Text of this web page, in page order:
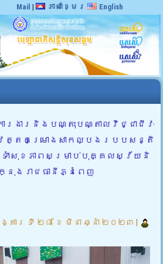
Mail | ភាសាខ្មែរ English
រងារនិងបណ្តុះបណ្តាលវិជ្ជាជីវៈ
ត្តគម្រោងសាកល្បងរបបសន្តិ
ាំសុខភាពសម្រាប់បុគ្គលស្វ័យនិ
នុងរាជធានីភ្នំពេញ
ង្គារ ទី ២៨ ខែ មីនា ឆ្នាំ ២០២៣